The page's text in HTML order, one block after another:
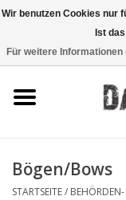
Schiesstraining
taktische Ausrüstung
Bögen/Bows
STARTSEITE/
Wir benutzen Cookies nur
Ist
Für weitere